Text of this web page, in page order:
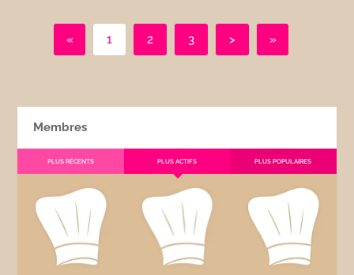
« 1 2 3 > »
Membres
PLUS RÉCENTS PLUS ACTIFS PLUS POPULAIRES